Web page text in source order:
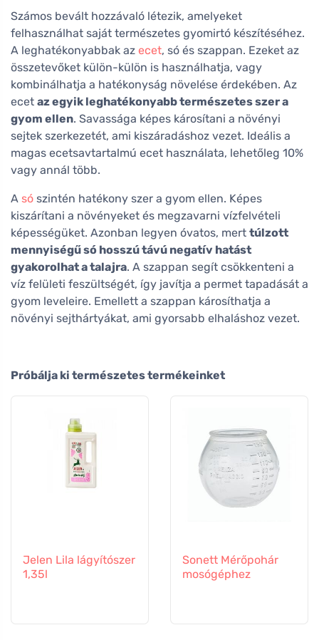
Számos bevált hozzávaló létezik, amelyeket
felhasználhat saját természetes gyomirtó készítéséhez.
A leghatékonyabbak az ecet, só és szappan. Ezeket az
összetevőket külön-külön is használhatja, vagy
kombinálhatja a hatékonyság növelése érdekében. Az
ecet az egyik leghatékonyabb természetes szer a
gyom ellen. Savassága képes károsítani a növényi
sejtek szerkezetét, ami kiszáradáshoz vezet. Ideális a
magas ecetsavtartalmú ecet használata, lehetőleg 10%
vagy annál több.
A só szintén hatékony szer a gyom ellen. Képes
kiszárítani a növényeket és megzavarni vízfelvételi
képességüket. Azonban legyen óvatos, mert túlzott
mennyiségű só hosszú távú negatív hatást
gyakorolhat a talajra. A szappan segít csökkenteni a
víz felületi feszültségét, így javítja a permet tapadását a
gyom leveleire. Emellett a szappan károsíthatja a
növényi sejthártyákat, ami gyorsabb elhaláshoz vezet.
Próbálja ki természetes termékeinket
Jelen Lila lágyítószer
1,35l
Sonett Mérőpohár
mosógéphez